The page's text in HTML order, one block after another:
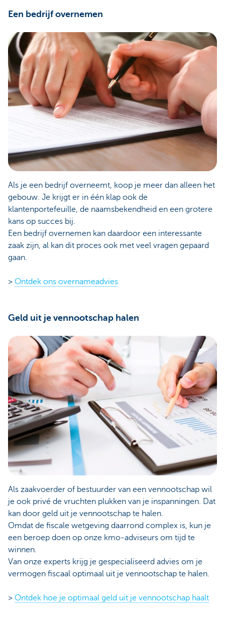
Een bedrijf overnemen
Als je een bedrijf overneemt, koop je meer dan alleen het
gebouw. Je krijgt er in één klap ook de
klantenportefeuille, de naamsbekendheid en een grotere
kans op succes bij.
Een bedrijf overnemen kan daardoor een interessante
zaak zijn, al kan dit proces ook met veel vragen gepaard
gaan.
> Ontdek ons overnameadvies
Geld uit je vennootschap halen
Als zaakvoerder of bestuurder van een vennootschap wil
je ook privé de vruchten plukken van je inspanningen. Dat
kan door geld uit je vennootschap te halen.
Omdat de fiscale wetgeving daarrond complex is, kun je
een beroep doen op onze kmo-adviseurs om tijd te
winnen.
Van onze experts krijg je gespecialiseerd advies om je
vermogen fiscaal optimaal uit je vennootschap te halen.
> Ontdek hoe je optimaal geld uit je vennootschap haalt